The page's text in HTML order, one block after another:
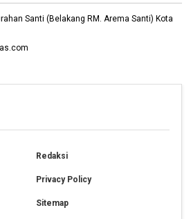
Santi (Belakang RM. Arema Santi) Kota
Redaksi
Privacy Policy
Sitemap